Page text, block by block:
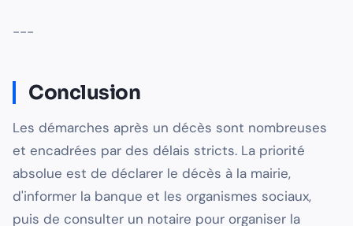
---
Conclusion
Les démarches après un décès sont nombreuses
et encadrées par des délais stricts. La priorité
absolue est de déclarer le décès à la mairie,
d'informer la banque et les organismes sociaux,
puis de consulter un notaire pour organiser la